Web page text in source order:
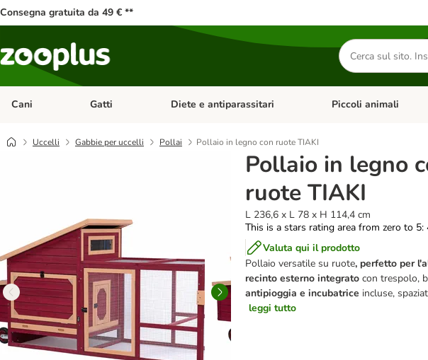
Consegna gratuita da 49 € **
Cerca
prodotti
Cani Apri Menu Categoria: Cani
Gatti Apri Menu Categoria: Gatti
Diete e antiparassitari Apri Menu Categoria:
Piccoli animali
Uccelli Gabbie per uccelli Pollai Pollaio in legno con ruote TIAKI
Pollaio in legno
ruote TIAKI
L 236,6 x L 78 x H 114,4 cm
This is a stars rating area from zero to 5:
Valuta qui il prodotto
Pollaio versatile su ruote, perfetto per
recinto esterno integrato con trespolo,
antipioggia e incubatrice incluse,
leggi tutto